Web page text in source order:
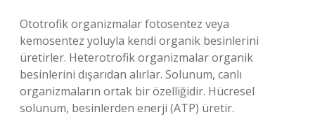
Ototrofik organizmalar fotosentez veya
kemosentez yoluyla kendi organik besinlerini
üretirler. Heterotrofik organizmalar organik
besinlerini dışarıdan alırlar. Solunum, canlı
organizmaların ortak bir özelliğidir. Hücresel
solunum, besinlerden enerji (ATP) üretir.